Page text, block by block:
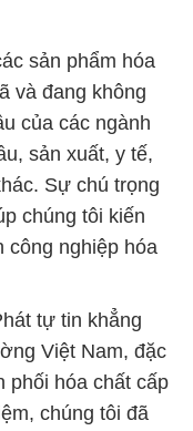
sản phẩm hóa
và đang không
của các ngành
sản xuất, y tế,
Sự chú trọng
chúng tôi kiến
công nghiệp hóa
tự tin khẳng
Việt Nam, đặc
phối hóa chất cấp
chúng tôi đã